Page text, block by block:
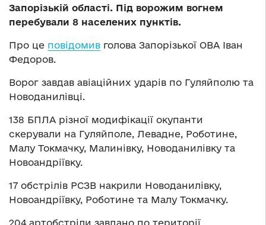
Запорізькій області. Під ворожим вогнем
перебували 8 населених пунктів.
Про це повідомив голова Запорізької ОВА Іван
Федоров.
Ворог завдав авіаційних ударів по Гуляйполю та
Новоданилівці.
138 БПЛА різної модифікації окупанти
скерували на Гуляйполе, Левадне, Роботине,
Малу Токмачку, Малинівку, Новоданилівку та
Новоандріївку.
17 обстрілів РСЗВ накрили Новоданилівку,
Новоандріївку, Роботине та Малу Токмачку.
204 артобстріли завдано по території